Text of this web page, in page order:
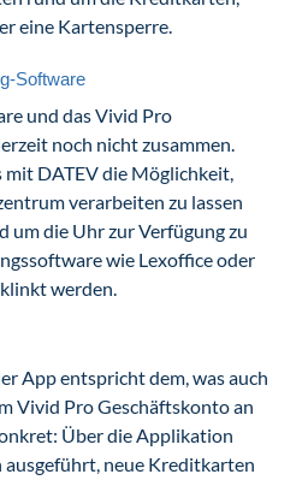
eine Kartensperre.
Software
und das Vivid Pro
noch nicht zusammen.
DATEV die Möglichkeit,
verarbeiten zu lassen
um die Uhr zur Verfügung zu
wie Lexoffice oder
werden.
App entspricht dem, was auch
Vivid Pro Geschäftskonto an
Über die Applikation
neue Kreditkarten